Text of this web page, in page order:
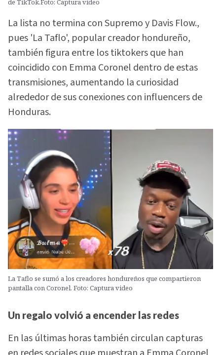
de TikTok.Foto: Captura video
La lista no termina con Supremo y Davis Flow.,
pues 'La Taflo', popular creador hondureño,
también figura entre los tiktokers que han
coincidido con Emma Coronel dentro de estas
transmisiones, aumentando la curiosidad
alrededor de sus conexiones con influencers de
Honduras.
La Taflo se sumó a los creadores hondureños que compartieron
pantalla con Coronel. Foto: Captura video
Un regalo volvió a encender las redes
En las últimas horas también circulan capturas